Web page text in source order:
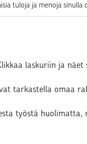
tuloja ja menoja sinulla
laskuriin ja näet
tarkastella omaa
työstä huolimatta,